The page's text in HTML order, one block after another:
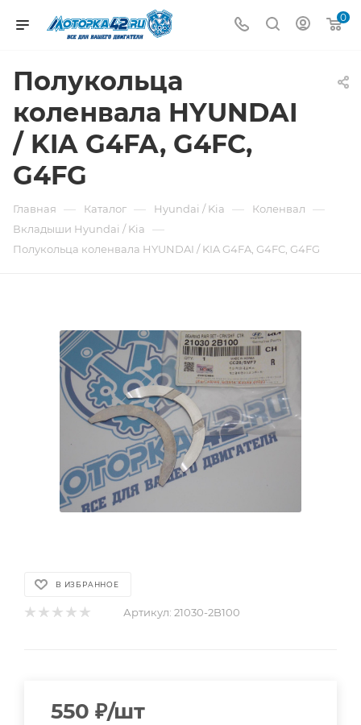
0
Полукольца
коленвала HYUNDAI
/ KIA G4FA, G4FC,
G4FG
Главная — Каталог — Hyundai / Kia — Коленвал —
Вкладыши Hyundai / Kia —
Полукольца коленвала HYUNDAI / KIA G4FA, G4FC, G4FG
В ИЗБРАННОЕ
Артикул: 21030-2B100
550 ₽/шт